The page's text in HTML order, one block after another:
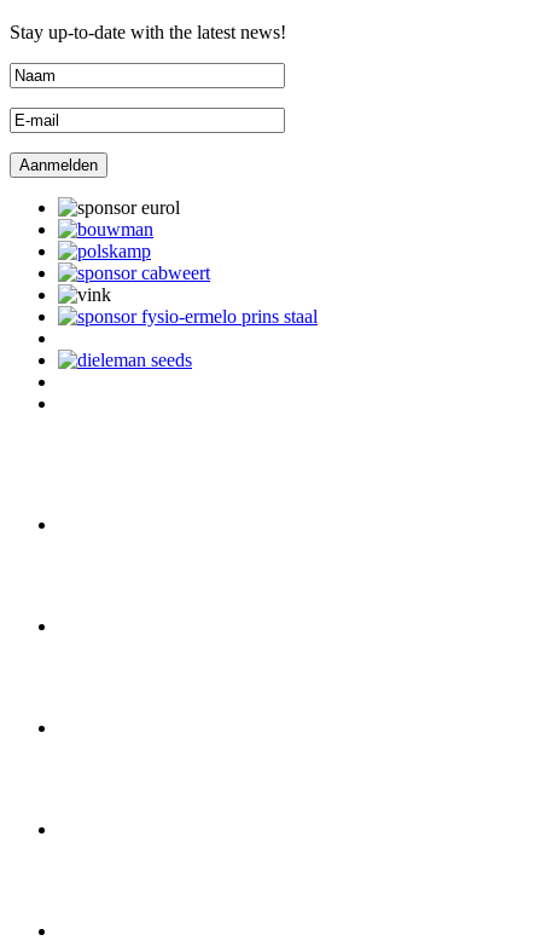
Stay up-to-date with the latest news!